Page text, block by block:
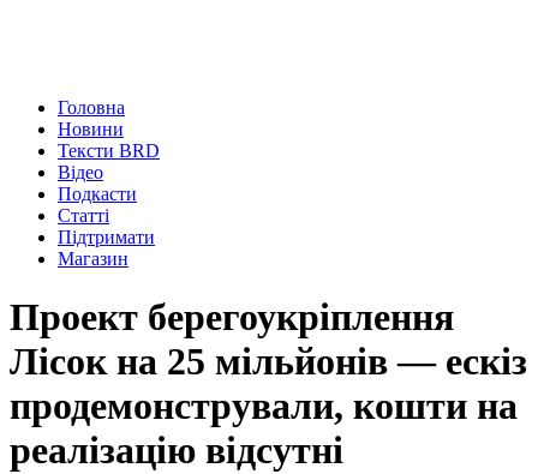
Головна
Новини
Тексти BRD
Відео
Подкасти
Статті
Підтримати
Магазин
Проект берегоукріплення
Лісок на 25 мільйонів — ескіз
продемонстрували, кошти на
реалізацію відсутні